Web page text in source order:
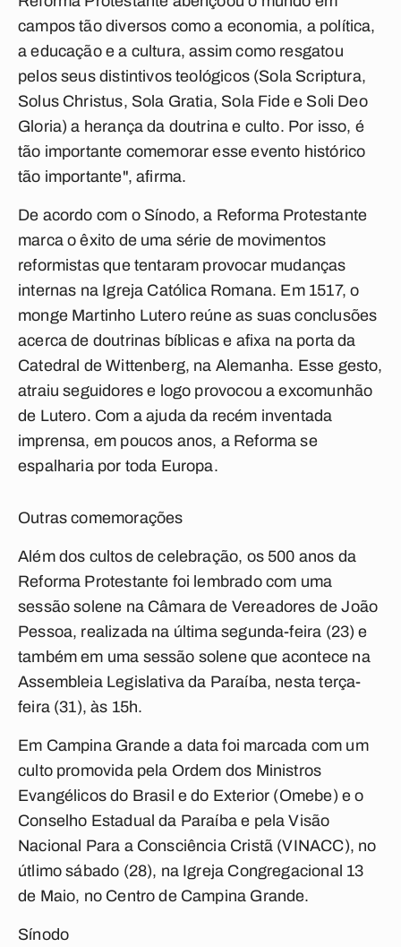
campos tão diversos como a economia, a política,
a educação e a cultura, assim como resgatou
pelos seus distintivos teológicos (Sola Scriptura,
Solus Christus, Sola Gratia, Sola Fide e Soli Deo
Gloria) a herança da doutrina e culto. Por isso, é
tão importante comemorar esse evento histórico
tão importante", afirma.
De acordo com o Sínodo, a Reforma Protestante
marca o êxito de uma série de movimentos
reformistas que tentaram provocar mudanças
internas na Igreja Católica Romana. Em 1517, o
monge Martinho Lutero reúne as suas conclusões
acerca de doutrinas bíblicas e afixa na porta da
Catedral de Wittenberg, na Alemanha. Esse gesto,
atraiu seguidores e logo provocou a excomunhão
de Lutero. Com a ajuda da recém inventada
imprensa, em poucos anos, a Reforma se
espalharia por toda Europa.
Outras comemorações
Além dos cultos de celebração, os 500 anos da
Reforma Protestante foi lembrado com uma
sessão solene na Câmara de Vereadores de João
Pessoa, realizada na última segunda-feira (23) e
também em uma sessão solene que acontece na
Assembleia Legislativa da Paraíba, nesta terça-
feira (31), às 15h.
Em Campina Grande a data foi marcada com um
culto promovida pela Ordem dos Ministros
Evangélicos do Brasil e do Exterior (Omebe) e o
Conselho Estadual da Paraíba e pela Visão
Nacional Para a Consciência Cristã (VINACC), no
útlimo sábado (28), na Igreja Congregacional 13
de Maio, no Centro de Campina Grande.
Sínodo